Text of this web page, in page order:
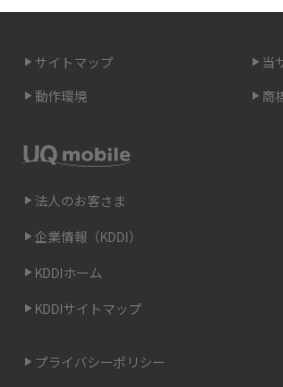
トを解説
スマホや携帯端末の通信速度制限とは？回
LINEの通知がこない時の原因と対処法9選！
サイトマップ
当
動作環境
商
法人のお客さま
企業情報（KDDI）
KDDIホーム
KDDIサイトマップ
プライバシーポリシー